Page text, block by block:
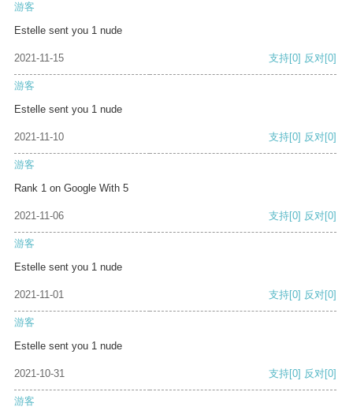
游客
Estelle sent you 1 nude
2021-11-15 支持[0] 反对[0]
游客
Estelle sent you 1 nude
2021-11-10 支持[0] 反对[0]
游客
Rank 1 on Google With 5
2021-11-06 支持[0] 反对[0]
游客
Estelle sent you 1 nude
2021-11-01 支持[0] 反对[0]
游客
Estelle sent you 1 nude
2021-10-31 支持[0] 反对[0]
游客